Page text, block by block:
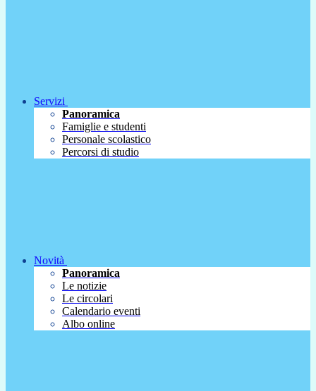
Servizi
Panoramica
Famiglie e studenti
Personale scolastico
Percorsi di studio
Novità
Panoramica
Le notizie
Le circolari
Calendario eventi
Albo online